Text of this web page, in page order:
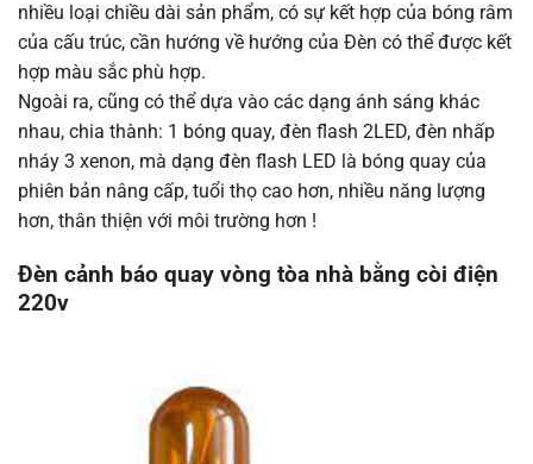
nhiều loại chiều dài sản phẩm, có sự kết hợp của bóng râm
của cấu trúc, cần hướng về hướng của Đèn có thể được kết
hợp màu sắc phù hợp.
Ngoài ra, cũng có thể dựa vào các dạng ánh sáng khác
nhau, chia thành: 1 bóng quay, đèn flash 2LED, đèn nhấp
nháy 3 xenon, mà dạng đèn flash LED là bóng quay của
phiên bản nâng cấp, tuổi thọ cao hơn, nhiều năng lượng
hơn, thân thiện với môi trường hơn !
Đèn cảnh báo quay vòng tòa nhà bằng còi điện
220v